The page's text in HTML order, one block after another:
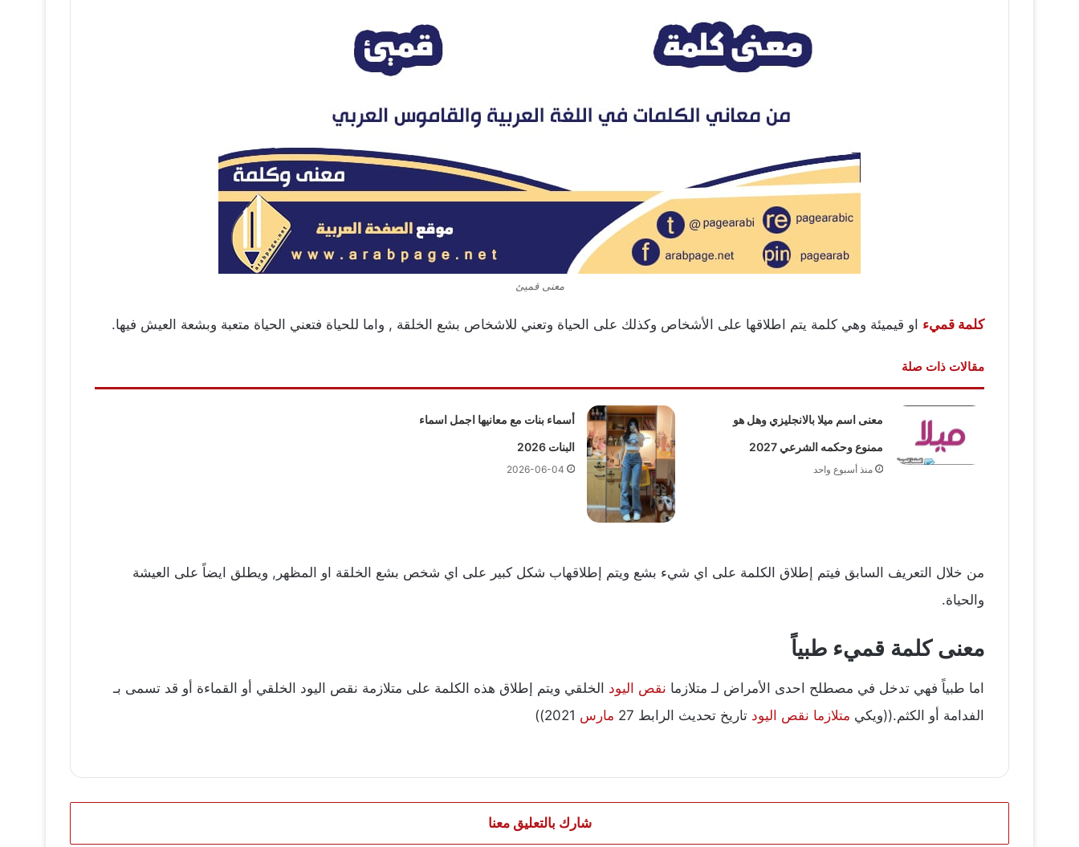
معنى قميئ
كلمة قميء او قيميئة وهي كلمة يتم اطلاقها على الأشخاص وكذلك على الحياة وتعني للاشخاص بشع الخلقة , واما للحياة فتعني الحياة متعبة وبشعة العيش فيها.
مقالات ذات صلة
معنى اسم ميلا بالانجليزي وهل هو
ممنوع وحكمه الشرعي 2027
منذ أسبوع واحد
أسماء بنات مع معانيها اجمل اسماء
البنات 2026
2026-06-04
من خلال التعريف السابق فيتم إطلاق الكلمة على اي شيء بشع ويتم إطلاقهاب شكل كبير على اي شخص بشع الخلقة او المظهر, ويطلق ايضاً على العيشة
والحياة.
معنى كلمة قميء طبياً
اما طبياً فهي تدخل في مصطلح احدى الأمراض لـ متلازما نقص اليود الخلقي ويتم إطلاق هذه الكلمة على متلازمة نقص اليود الخلقي أو القماءة أو قد تسمى بـ
الفدامة أو الكثم.((ويكي متلازما نقص اليود تاريخ تحديث الرابط 27 مارس
شارك بالتعليق معنا